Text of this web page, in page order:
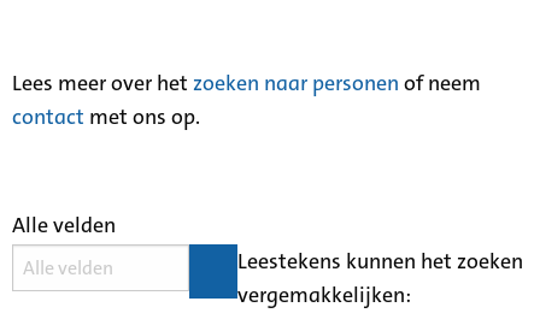
Lees meer over het zoeken naar personen of neem
contact met ons op.
Alle velden
Leestekens kunnen het zoeken
vergemakkelijken: